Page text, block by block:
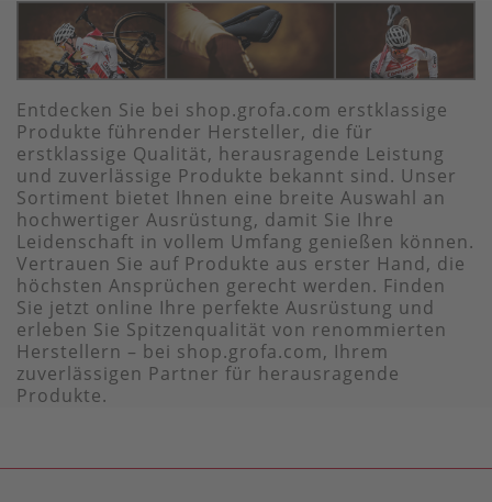
Entdecken Sie bei shop.grofa.com erstklassige
Produkte führender Hersteller, die für
erstklassige Qualität, herausragende Leistung
und zuverlässige Produkte bekannt sind. Unser
Sortiment bietet Ihnen eine breite Auswahl an
hochwertiger Ausrüstung, damit Sie Ihre
Leidenschaft in vollem Umfang genießen können.
Vertrauen Sie auf Produkte aus erster Hand, die
höchsten Ansprüchen gerecht werden. Finden
Sie jetzt online Ihre perfekte Ausrüstung und
erleben Sie Spitzenqualität von renommierten
Herstellern – bei shop.grofa.com, Ihrem
zuverlässigen Partner für herausragende
Produkte.